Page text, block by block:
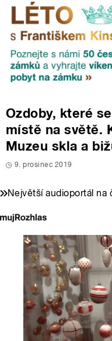
Ozdoby, které
místě na světě.
Muzeu skla a
9. prosinec 2019
Největší audioportál na